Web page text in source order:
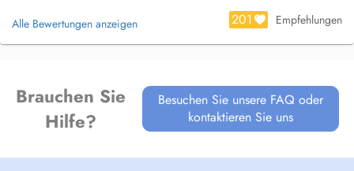
Alle Bewertungen anzeigen 201 Empfehlungen
Brauchen Sie
Hilfe?
Besuchen Sie unsere FAQ oder
kontaktieren Sie uns